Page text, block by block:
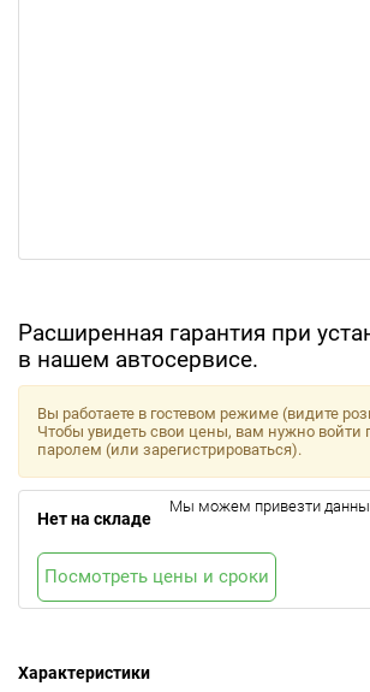
Расширенная гарантия при
в нашем автосервисе.
Характеристики
Вы работаете в гостевом режиме (видите
Чтобы увидеть свои цены, вам нужно войти
паролем (или зарегистрироваться).
Нет на складе
Мы можем привезти
Посмотреть цены и сроки